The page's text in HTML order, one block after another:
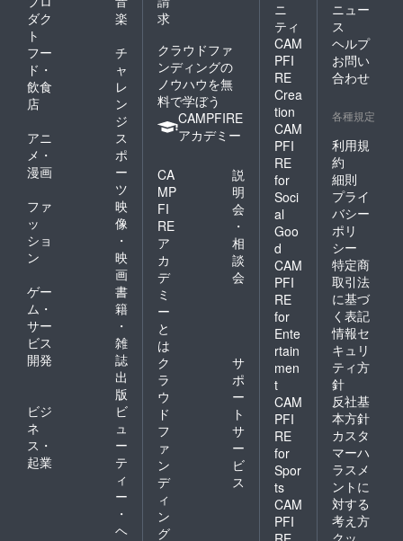
ダク
ト
楽
フー
ド・
飲食
店
チ
ャ
レ
ン
ジ
アニ
メ・
漫画
ス
ポ
ー
ツ
ファ
ッ
ショ
ン
映
像
・
映
画
ゲー
ム・
サー
ビス
開発
書
籍
・
雑
誌
出
版
ビジ
ネ
ス・
起業
ビ
ュ
ー
テ
ィ
ー
・
ヘ
求
クラウドファ
ンディングの
ノウハウを無
料で学ぼう
CAMPFIRE
アカデミー
CA
MP
FI
RE
ア
カ
デ
ミ
ー
と
は
説
明
会
・
相
談
会
ク
ラ
ウ
ド
フ
ァ
ン
デ
ィ
ン
グ
サ
ポ
ー
ト
サ
ー
ビ
ス
ニ
ティ
CAM
PFI
RE
Crea
tion
CAM
PFI
RE
for
Soci
al
Goo
d
CAM
PFI
RE
for
Ente
rtain
men
t
CAM
PFI
RE
for
Spor
ts
CAM
PFI
ニュー
ス
ヘルプ
お問い
合わせ
各種規定
利用規
約
細則
プライ
バシー
ポリ
シー
特定商
取引法
に基づ
く表記
情報セ
キュリ
ティ方
針
反社基
本方針
カスタ
マーハ
ラスメ
ントに
対する
考え方
クッ